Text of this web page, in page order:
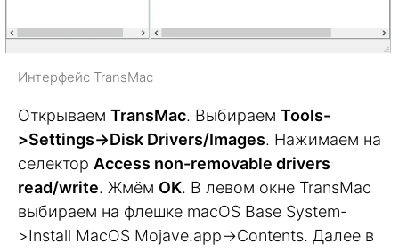
Интерфейс TransMac
Открываем TransMac. Выбираем Tools-
>Settings->Disk Drivers/Images. Нажимаем на
селектор Access non-removable drivers
read/write. Жмём OK. В левом окне TransMac
выбираем на флешке macOS Base System-
>Install MacOS Mojave.app->Contents. Далее в